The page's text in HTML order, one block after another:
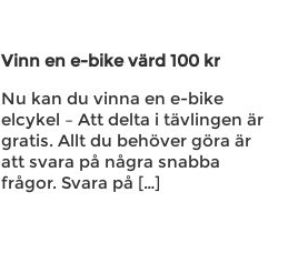
Vinn en e-bike värd 100 kr
Nu kan du vinna en e-bike
elcykel – Att delta i tävlingen är
gratis. Allt du behöver göra är
att svara på några snabba
frågor. Svara på […]